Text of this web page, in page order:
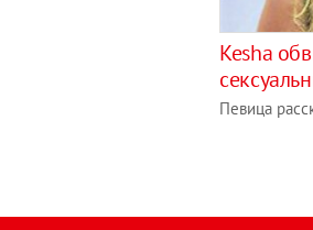
Kesha
Певица